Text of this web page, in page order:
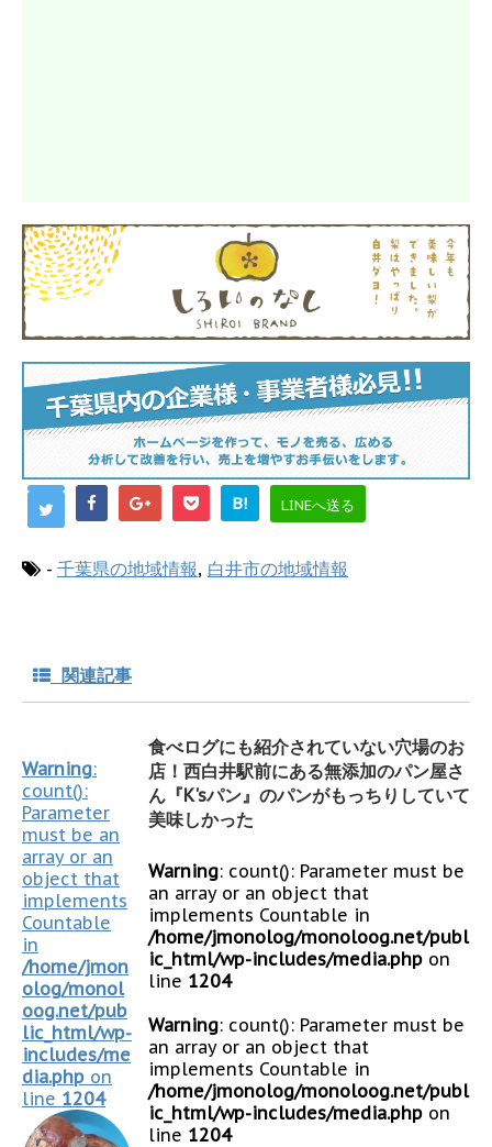
B! LINEへ送る
- 千葉県の地域情報, 白井市の地域情報
関連記事
Warning:
count():
Parameter
must be an
array or an
object that
implements
Countable
in
/home/jmon
olog/monol
oog.net/pub
lic_html/wp-
includes/me
dia.php on
line 1204
食べログにも紹介されていない穴場のお
店！西白井駅前にある無添加のパン屋さ
ん『K'sパン』のパンがもっちりしていて
美味しかった
Warning: count(): Parameter must be
an array or an object that
implements Countable in
/home/jmonolog/monoloog.net/publ
ic_html/wp-includes/media.php on
line 1204
Warning: count(): Parameter must be
an array or an object that
implements Countable in
/home/jmonolog/monoloog.net/publ
ic_html/wp-includes/media.php on
line 1204